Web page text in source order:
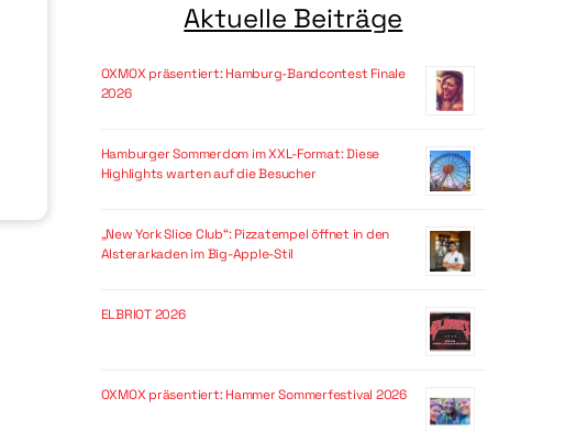
Aktuelle Beiträge
OXMOX präsentiert: Hamburg-Bandcontest Finale
2026
Hamburger Sommerdom im XXL-Format: Diese
Highlights warten auf die Besucher
„New York Slice Club“: Pizzatempel öffnet in den
Alsterarkaden im Big-Apple-Stil
ELBRIOT 2026
OXMOX präsentiert: Hammer Sommerfestival 2026